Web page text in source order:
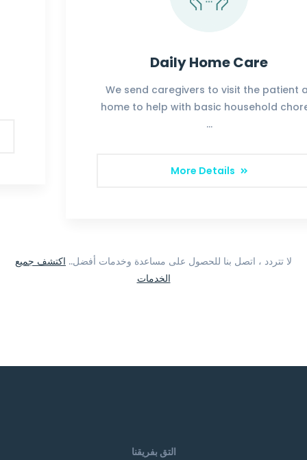
Daily Home Care
We send caregivers to visit the patient at
home to help with basic household chores.
More Details
لا تتردد ، اتصل بنا للحصول على مساعدة وخدمات أفضل.. اكتشف جميع
الخدمات
التق بفريقنا